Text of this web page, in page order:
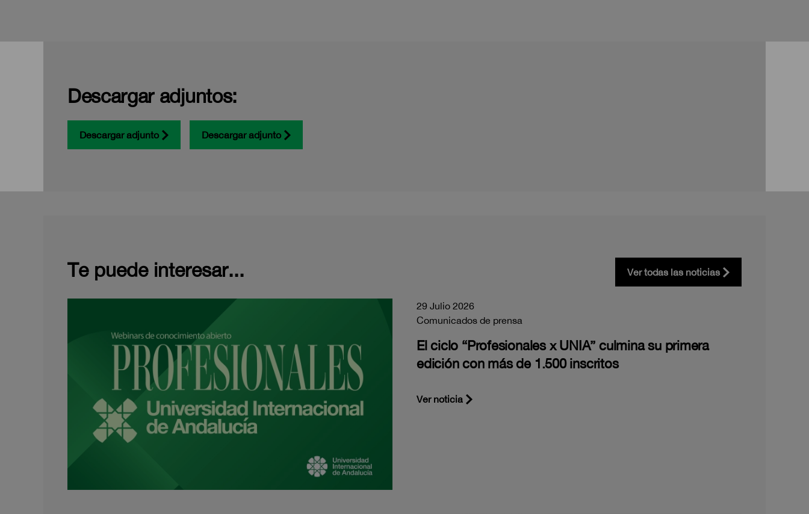
Descargar adjuntos:
Descargar adjunto Descargar adjunto
Te puede interesar... Ver todas las noticias
29 Julio 2026
Comunicados de prensa
El ciclo “Profesionales x UNIA” culmina su primera
edición con más de 1.500 inscritos
Ver noticia